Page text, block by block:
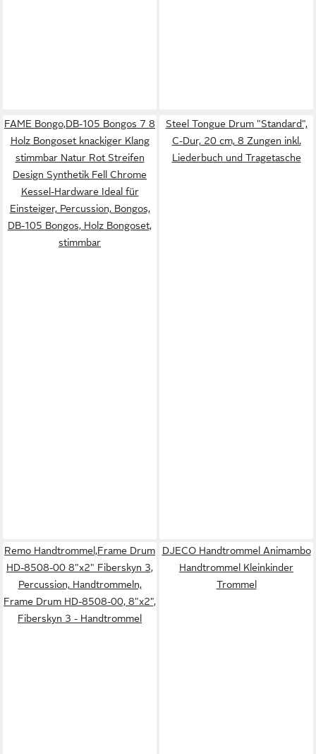
FAME Bongo,DB-105 Bongos 7 8
Holz Bongoset knackiger Klang
stimmbar Natur Rot Streifen
Design Synthetik Fell Chrome
Kessel-Hardware Ideal für
Einsteiger, Percussion, Bongos,
DB-105 Bongos, Holz Bongoset,
stimmbar
Steel Tongue Drum "Standard",
C-Dur, 20 cm, 8 Zungen inkl.
Liederbuch und Tragetasche
Remo Handtrommel,Frame Drum
HD-8508-00 8"x2" Fiberskyn 3,
Percussion, Handtrommeln,
Frame Drum HD-8508-00, 8"x2",
Fiberskyn 3 - Handtrommel
DJECO Handtrommel Animambo
Handtrommel Kleinkinder
Trommel